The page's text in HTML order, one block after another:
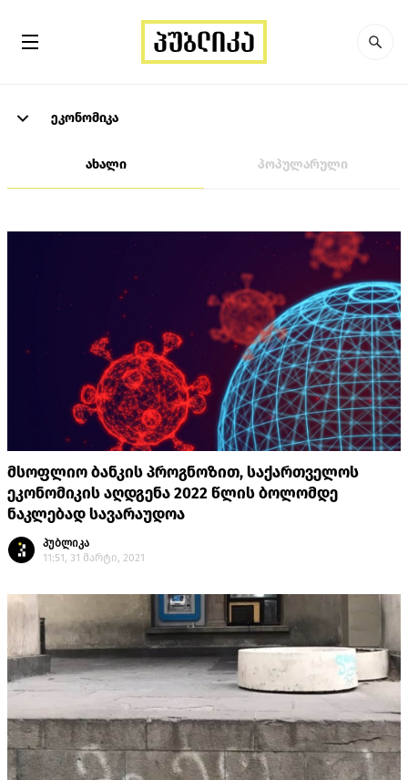
ეკონომიკა
ახალი პოპულარული
მსოფლიო ბანკის პროგნოზით, საქართველოს
ეკონომიკის აღდგენა 2022 წლის ბოლომდე
ნაკლებად სავარაუდოა
პუბლიკა
11:51, 31 მარტი, 2021